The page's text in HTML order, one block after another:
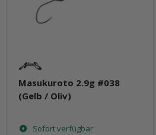
Masukuroto 2.9g #038
(Gelb / Oliv)
Sofort verfügbar